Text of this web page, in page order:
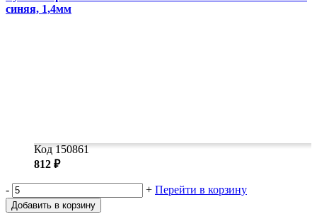
синяя, 1,4мм
Код 150861
812 ₽
- + Перейти в корзину
Добавить в корзину